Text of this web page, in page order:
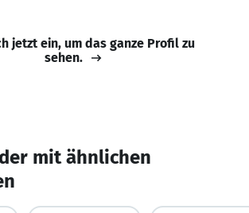
jetzt ein, um das ganze Profil zu
sehen.
mit ähnlichen